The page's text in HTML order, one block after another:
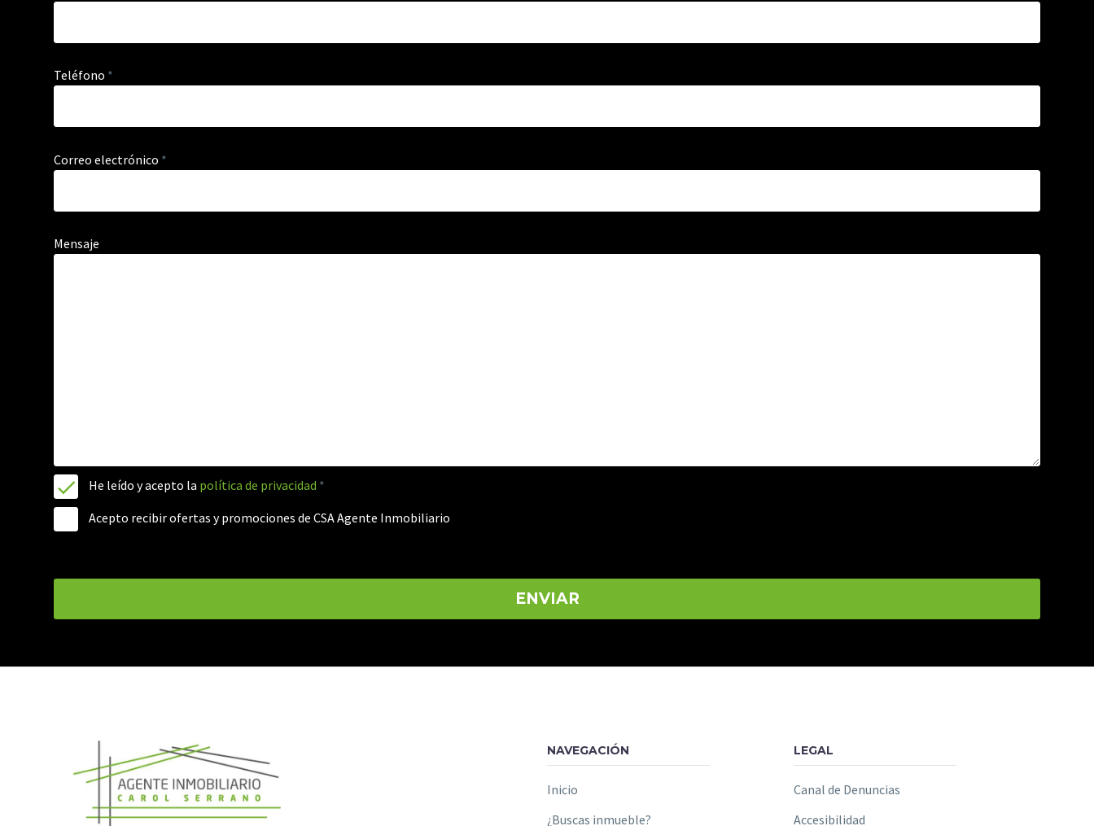
Teléfono *
Correo electrónico *
Mensaje
He leído y acepto la política de privacidad *
Acepto recibir ofertas y promociones de CSA Agente Inmobiliario
NAVEGACIÓN
Inicio
¿Buscas inmueble?
LEGAL
Canal de Denuncias
Accesibilidad